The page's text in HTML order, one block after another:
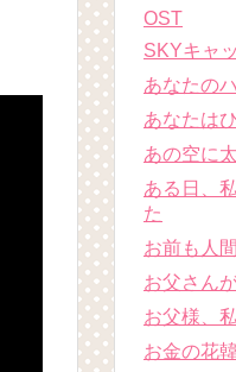
OST
SKYキャ
あなたの
あなたは
あの空に
ある日、
た
お前も人
お父さん
お父様、
お金の花